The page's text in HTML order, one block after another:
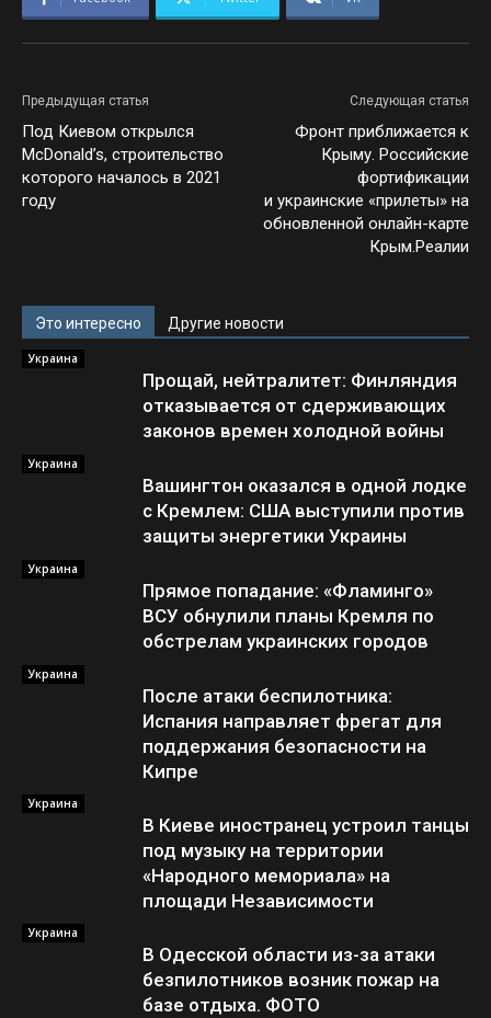
Предыдущая статья
Под Киевом открылся
McDonald’s, строительство
которого началось в 2021
году
Следующая статья
Фронт приближается к
Крыму. Российские
фортификации
и украинские «прилеты» на
обновленной онлайн-карте
Крым.Реалии
Это интересно Другие новости
Украина
Прощай, нейтралитет: Финляндия
отказывается от сдерживающих
законов времен холодной войны
Украина
Вашингтон оказался в одной лодке
с Кремлем: США выступили против
защиты энергетики Украины
Украина
Прямое попадание: «Фламинго»
ВСУ обнулили планы Кремля по
обстрелам украинских городов
Украина
После атаки беспилотника:
Испания направляет фрегат для
поддержания безопасности на
Кипре
Украина
В Киеве иностранец устроил танцы
под музыку на территории
«Народного мемориала» на
площади Независимости
Украина
В Одесской области из-за атаки
безпилотников возник пожар на
базе отдыха. ФОТО